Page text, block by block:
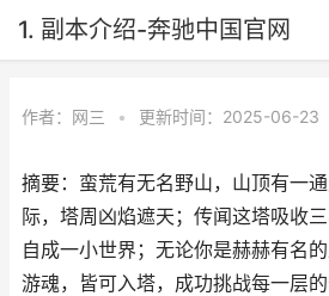
1. 副本介绍-奔驰中国官网
作者： 网三 • 更新时间：2025-06-23
摘要：蛮荒有无名野山，山顶有一
际，塔周凶焰遮天；传闻这塔吸收三
自成一小世界；无论你是赫赫有名
游魂，皆可入塔，成功挑战每一层